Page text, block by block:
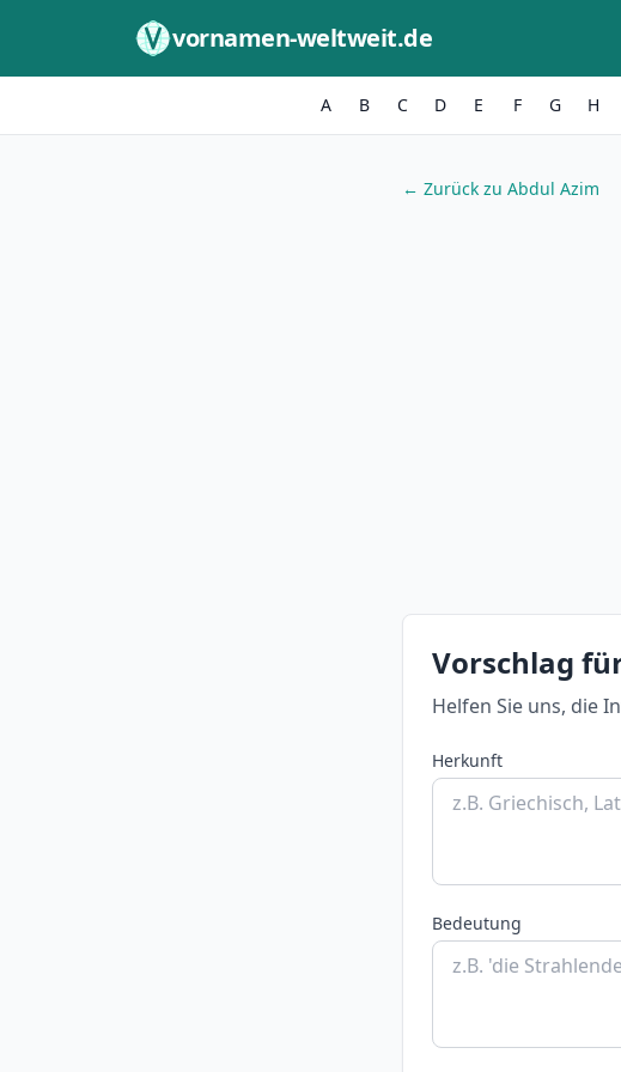
vornamen-weltweit.de
A B C D E F G H
← Zurück zu Abdul Azim
Vorschlag
Helfen Sie uns, die
Herkunft
Bedeutung